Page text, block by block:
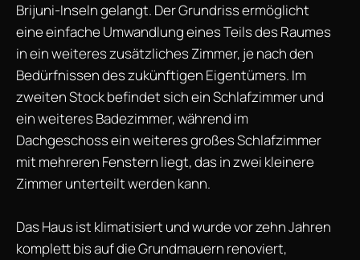
Brijuni-Inseln gelangt. Der Grundriss ermöglicht
eine einfache Umwandlung eines Teils des Raumes
in ein weiteres zusätzliches Zimmer, je nach den
Bedürfnissen des zukünftigen Eigentümers. Im
zweiten Stock befindet sich ein Schlafzimmer und
ein weiteres Badezimmer, während im
Dachgeschoss ein weiteres großes Schlafzimmer
mit mehreren Fenstern liegt, das in zwei kleinere
Zimmer unterteilt werden kann.
Das Haus ist klimatisiert und wurde vor zehn Jahren
komplett bis auf die Grundmauern renoviert,